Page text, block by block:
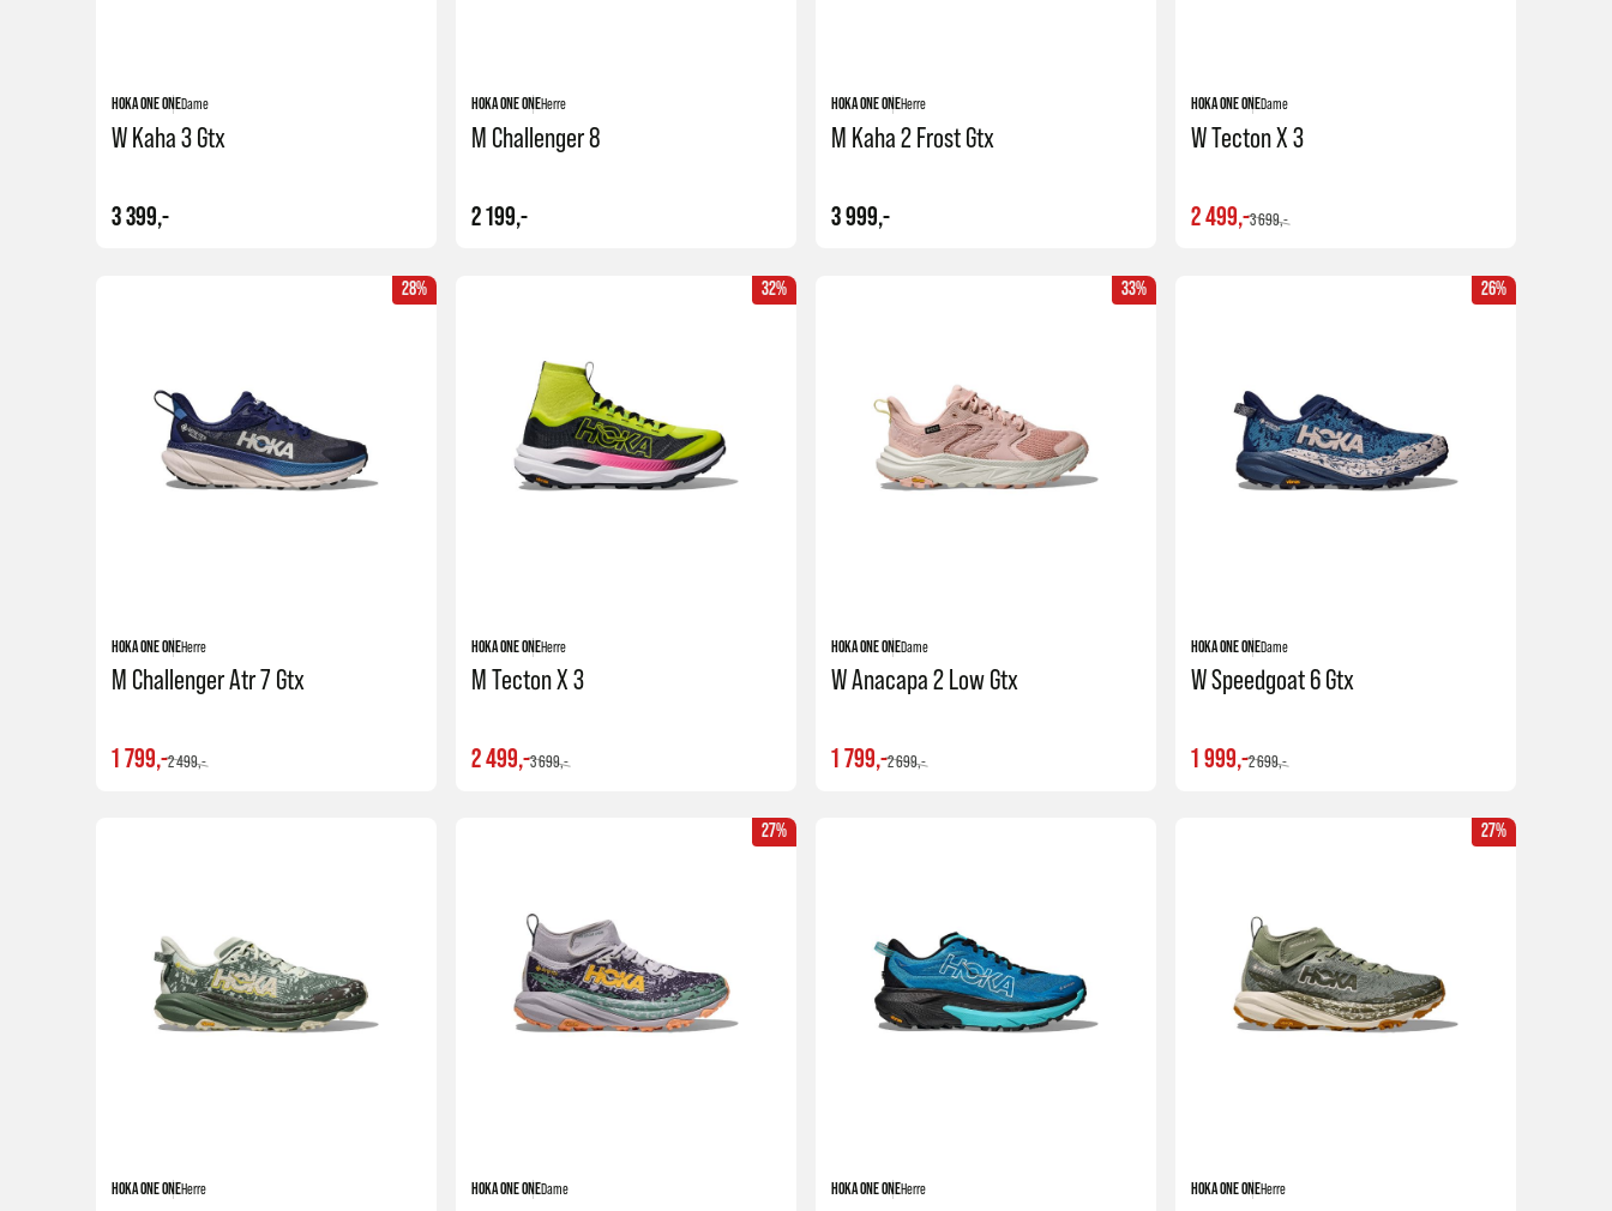
HOKA ONE ONEDame
W Kaha 3 Gtx
3 399,-
HOKA ONE ONEHerre
M Challenger 8
2 199,-
HOKA ONE ONEHerre
M Kaha 2 Frost Gtx
3 999,-
HOKA ONE ONEDame
W Tecton X 3
3 699,-
2 499,-
28%
HOKA ONE ONEHerre
M Challenger Atr 7 Gtx
2 499,-
1 799,-
32%
HOKA ONE ONEHerre
M Tecton X 3
3 699,-
2 499,-
33%
HOKA ONE ONEDame
W Anacapa 2 Low Gtx
2 699,-
1 799,-
26%
HOKA ONE ONEDame
W Speedgoat 6 Gtx
2 699,-
1 999,-
HOKA ONE ONEHerre
27%
HOKA ONE ONEDame HOKA ONE ONEHerre
27%
HOKA ONE ONEHerre